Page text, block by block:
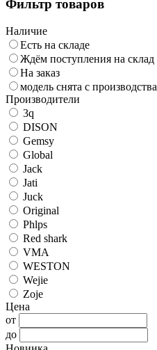
Фильтр товаров
Наличие
Есть на складе
Ждём поступления на склад
На заказ
модель снята с производства
Производители
3q
DISON
Gemsy
Global
Jack
Jati
Juck
Original
Phlps
Red shark
VMA
WESTON
Wejie
Zoje
Цена
от
до